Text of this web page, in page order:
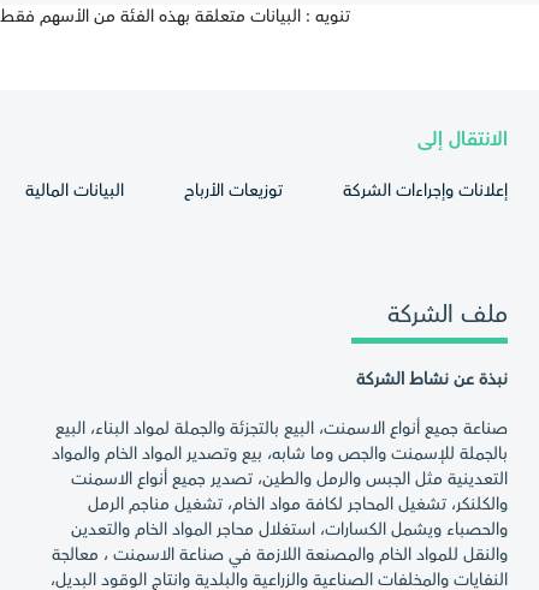
تنويه : البيانات متعلقة بهذه الفئة من الأسهم فقط
الانتقال إلى
إعلانات وإجراءات الشركة توزيعات الأرباح البيانات المالية
ملف الشركة
نبذة عن نشاط الشركة
صناعة جميع أنواع الاسمنت، البيع بالتجزئة والجملة لمواد البناء، البيع
بالجملة للإسمنت والجص وما شابه، بيع وتصدير المواد الخام والمواد
التعدينية مثل الجبس والرمل والطين، تصدير جميع أنواع الاسمنت
والكلنكر، تشغيل المحاجر لكافة مواد الخام، تشغيل مناجم الرمل
والحصباء ويشمل الكسارات، استغلال محاجر المواد الخام والتعدين
والنقل للمواد الخام والمصنعة اللازمة في صناعة الاسمنت ، معالجة
النفايات والمخلفات الصناعية والزراعية والبلدية وانتاج الوقود البديل،